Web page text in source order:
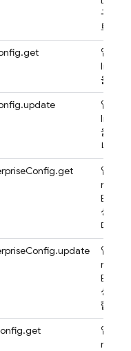
구성을
트합니
앱의
을 가
앱의
을 업
니다.
앱의
성을
다.
앱의
성을
합니다.
앱의